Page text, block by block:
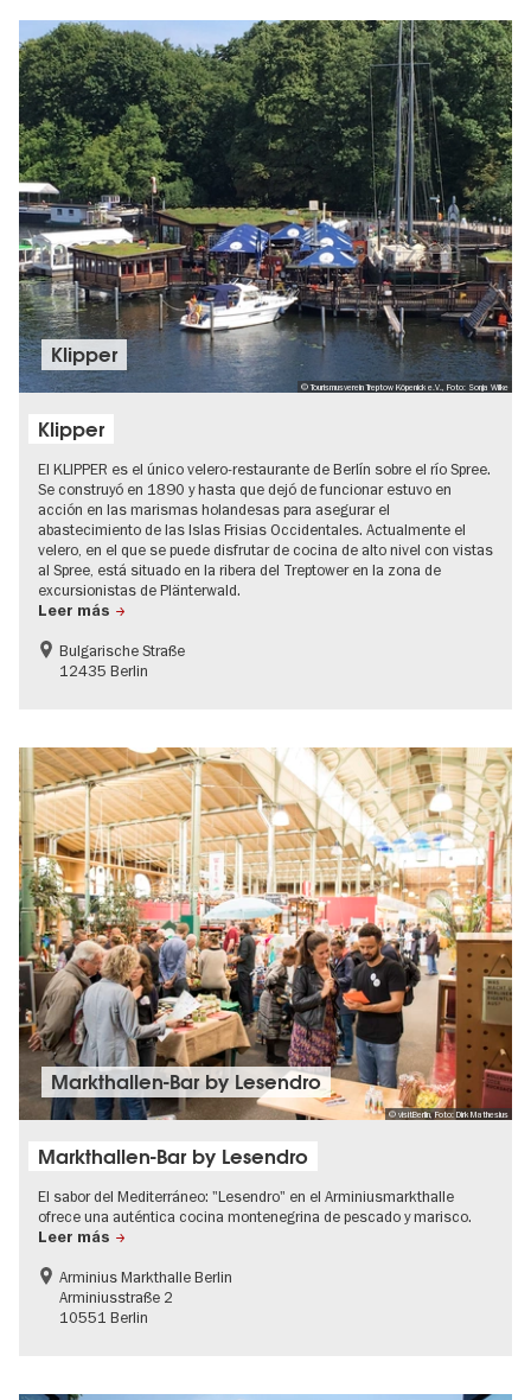
© Tourismusverein Treptow Köpenick e.V., Foto: Sonja Wilke
Klipper
Klipper
El KLIPPER es el único velero-restaurante de Berlín sobre el río Spree.
Se construyó en 1890 y hasta que dejó de funcionar estuvo en
acción en las marismas holandesas para asegurar el
abastecimiento de las Islas Frisias Occidentales. Actualmente el
velero, en el que se puede disfrutar de cocina de alto nivel con vistas
al Spree, está situado en la ribera del Treptower en la zona de
excursionistas de Plänterwald.
Leer más
Bulgarische Straße
12435 Berlin
© visitBerlin, Foto: Dirk Mathesius
Markthallen-Bar by Lesendro
Markthallen-Bar by Lesendro
El sabor del Mediterráneo: "Lesendro" en el Arminiusmarkthalle
ofrece una auténtica cocina montenegrina de pescado y marisco.
Leer más
Arminius Markthalle Berlin
Arminiusstraße 2
10551 Berlin